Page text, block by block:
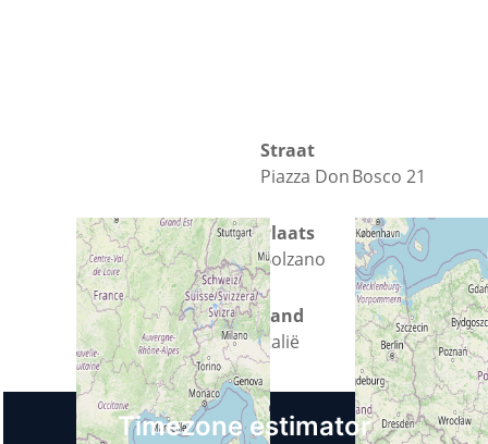
Straat
Piazza Don Bosco 21
Plaats
Bolzano
Land
Italië
Timezone estimator